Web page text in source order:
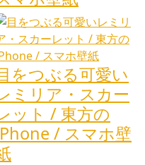
をつぶる可愛い
ミリア・スカー
ット / 東方の
/ スマホ壁